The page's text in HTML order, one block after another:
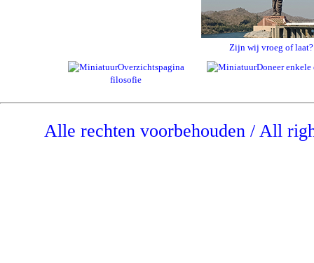
Zijn wij vroeg of laat?
Overzichtspagina
filosofie
Doneer enkele
Alle rechten voorbehouden / All